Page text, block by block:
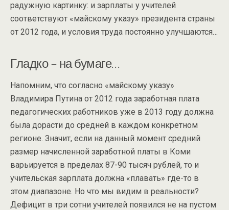
радужную картинку: и зарплаты у учителей
соответствуют «майскому указу» президента страны
от 2012 года, и условия труда постоянно улучшаются…
Гладко – на бумаге…
Напомним, что согласно «майскому указу»
Владимира Путина от 2012 года заработная плата
педагогических работников уже в 2013 году должна
была дорасти до средней в каждом конкретном
регионе. Значит, если на данный момент средний
размер начисленной заработной платы в Коми
варьируется в пределах 87-90 тысяч рублей, то и
учительская зарплата должна «плавать» где-то в
этом диапазоне. Но что мы видим в реальности?
Дефицит в три сотни учителей появился не на пустом